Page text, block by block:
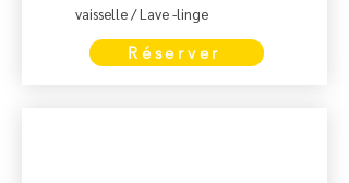
vaisselle / Lave -linge
Réserver